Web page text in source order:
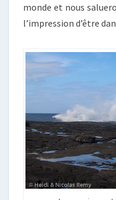
monde et nous
l’impression d’être